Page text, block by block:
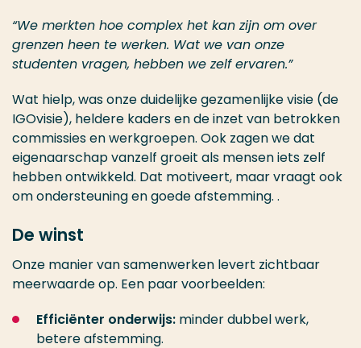
“We merkten hoe complex het kan zijn om over
grenzen heen te werken. Wat we van onze
studenten vragen, hebben we zelf ervaren.”
Wat hielp, was onze duidelijke gezamenlijke visie (de
IGOvisie), heldere kaders en de inzet van betrokken
commissies en werkgroepen. Ook zagen we dat
eigenaarschap vanzelf groeit als mensen iets zelf
hebben ontwikkeld. Dat motiveert, maar vraagt ook
om ondersteuning en goede afstemming. .
De winst
Onze manier van samenwerken levert zichtbaar
meerwaarde op. Een paar voorbeelden:
Efficiënter onderwijs: minder dubbel werk,
betere afstemming.